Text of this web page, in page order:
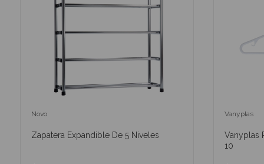
Novo
Zapatera Expandible De 5 Niveles
Vanyplas
Vanyplas
10